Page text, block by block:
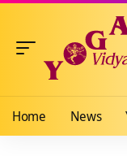
Home News